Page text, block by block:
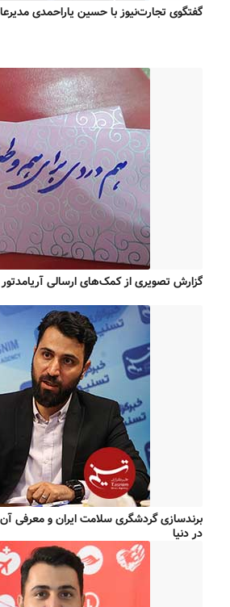
گفتگوی تجارت‌نیوز با حسین یاراحمدی
گزارش تصویری از کمک‌های ارسالی آریامدتور
برندسازی گردشگری سلامت ایران و معرفی
در دنیا